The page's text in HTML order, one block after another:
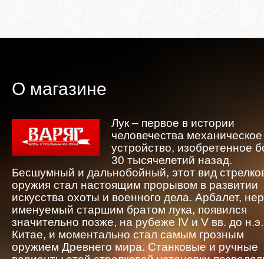
О магазине
Лук – первое в истории
человечества механическое
устройство, изобретенное
30 тысячелетий назад.
Бесшумный и дальнобойный, этот вид
оружия стал настоящим прорывом в развитии
искусства охоты и военного дела. Арбалет,
именуемый старшим братом лука, появился
значительно позже, на рубеже IV и V вв. до
Китае, и моментально стал самым грозным
оружием Древнего мира. Станковые и ручные